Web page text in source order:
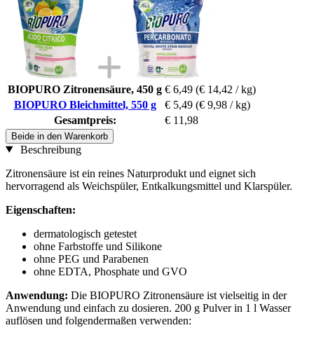
BIOPURO Zitronensäure, 450 g € 6,49 (€ 14,42 / kg)
BIOPURO Bleichmittel, 550 g
€ 5,49 (€ 9,98 / kg)
Gesamtpreis:
€ 11,98
Beide in den Warenkorb
Beschreibung
Zitronensäure ist ein reines Naturprodukt und eignet sich
hervorragend als Weichspüler, Entkalkungsmittel und Klarspüler.
Eigenschaften:
dermatologisch getestet
ohne Farbstoffe und Silikone
ohne PEG und Parabenen
ohne EDTA, Phosphate und GVO
Anwendung: Die BIOPURO Zitronensäure ist vielseitig in der
Anwendung und einfach zu dosieren. 200 g Pulver in 1 l Wasser
auflösen und folgendermaßen verwenden: